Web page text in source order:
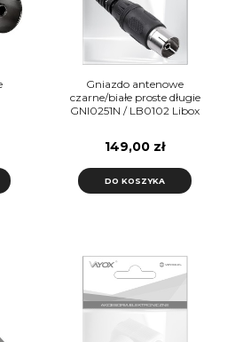
Gniazdo antenowe
czarne/białe proste długie
GNI0251N / LB0102 Libox
149,00 zł
DO KOSZYKA